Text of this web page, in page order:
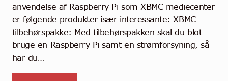
anvendelse af Raspberry Pi som XBMC mediecenter
er følgende produkter især interessante: XBMC
tilbehørspakke: Med tilbehørspakken skal du blot
bruge en Raspberry Pi samt en strømforsyning, så
har du…